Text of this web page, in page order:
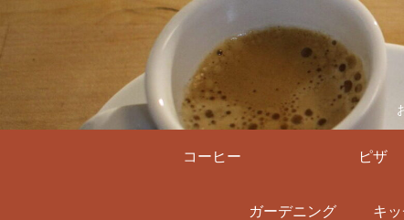
コーヒー ピザ
ガーデニング キ